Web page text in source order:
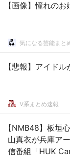
【画像】憧れのお
気になる芸能まと
【悲報】アイド
V系まとめ速報
【NMB48】板垣
山真衣が兵庫ア
信番組「HUK